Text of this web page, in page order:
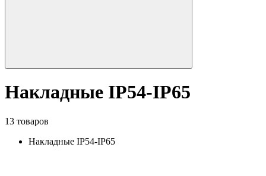
Накладные IP54-IP65
13 товаров
Накладные IP54-IP65